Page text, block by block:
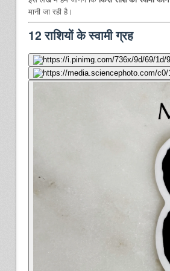
मानी जा रही है।
12 राशियों के स्वामी ग्रह